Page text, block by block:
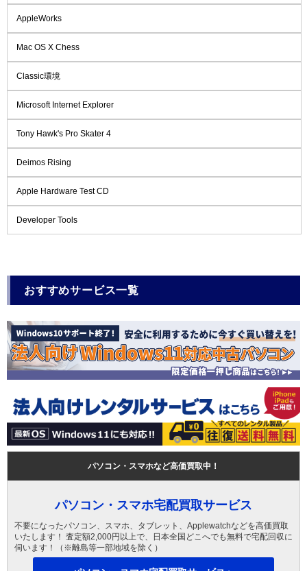
AppleWorks
Mac OS X Chess
Classic環境
Microsoft Internet Explorer
Tony Hawk's Pro Skater 4
Deimos Rising
Apple Hardware Test CD
Developer Tools
おすすめサービス一覧
パソコン・スマホなど高価買取中！
パソコン・スマホ宅配買取サービス
不要になったパソコン、スマホ、タブレット、Applewatchなどを高価買取
いたします！ 査定額2,000円以上で、日本全国どこへでも無料で宅配回収に
伺います！（※離島等一部地域を除く）